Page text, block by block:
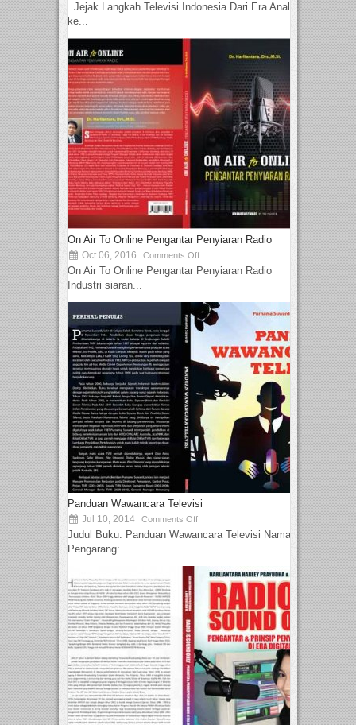
Jejak Langkah Televisi Indonesia Dari Era Analog
ke...
On Air To Online Pengantar Penyiaran Radio
Oct 06, 2016 Comments Off
On Air To Online Pengantar Penyiaran Radio
Industri siaran...
Panduan Wawancara Televisi
Jul 10, 2014 Comments Off
Judul Buku: Panduan Wawancara Televisi Nama
Pengarang:...